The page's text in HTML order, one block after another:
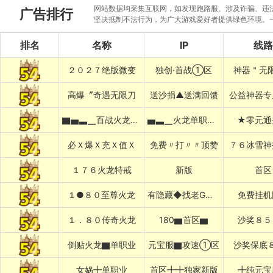
广告排行
网站数据均采集互联网，如发现跑路服、涉及诈骗、
坚决抵制不法行为，为广大游戏爱好者提供绿色环境
排名 名称 IP 线路
２０２７绝版微变 独创·首战①区 神器＂无
高爆〞奇遇无限刀 送沙捐▲送满回馈 公益神器
▇▅▃▁百战火龙▁▃▅▇ ▅▃▁火龙单职业▁▃▅ ★零元
必Ｘ爆Ｘ充Ｘ值Ｘ 免费〃打〃〃顶赞 ７６冰雪
１７６火龙特戒 新版 首区
１●８０至尊火龙 有隐藏◆找老G退款 免费挂
１．８０传奇火龙 180▆首区▆ 沙奖８
倒贴火龙▇单职业 元宝服▇攻速①区 沙奖保底
女娲╋单职业 首区╋╋独家新版 ╋纯元